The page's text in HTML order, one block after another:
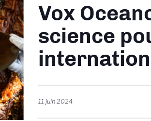
Vox
science
11 juin 2024